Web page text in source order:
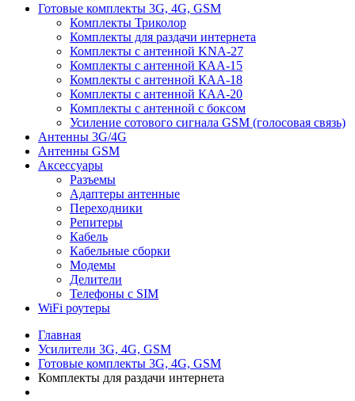
Готовые комплекты 3G, 4G, GSM
Комплекты Триколор
Комплекты для раздачи интернета
Комплекты с антенной KNA-27
Комплекты с антенной КАА-15
Комплекты с антенной КАА-18
Комплекты с антенной КАА-20
Комплекты с антенной с боксом
Усиление сотового сигнала GSM (голосовая связь)
Антенны 3G/4G
Антенны GSM
Аксессуары
Разъемы
Адаптеры антенные
Переходники
Репитеры
Кабель
Кабельные сборки
Модемы
Делители
Телефоны с SIM
WiFi роутеры
Главная
Усилители 3G, 4G, GSM
Готовые комплекты 3G, 4G, GSM
Комплекты для раздачи интернета